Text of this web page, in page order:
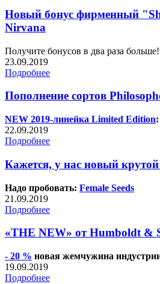
Новый бонус фирменный
Nirvana
Получите бонусов в два раза больше!
23.09.2019
Подробнее
Пополнение сортов
NEW 2019-линейка Limited Edition
22.09.2019
Подробнее
Кажется, у нас новый
Надо пробовать: Female Seeds
21.09.2019
Подробнее
«THE NEW» от Humboldt &
- 20 % новая жемчужина
19.09.2019
Подробнее